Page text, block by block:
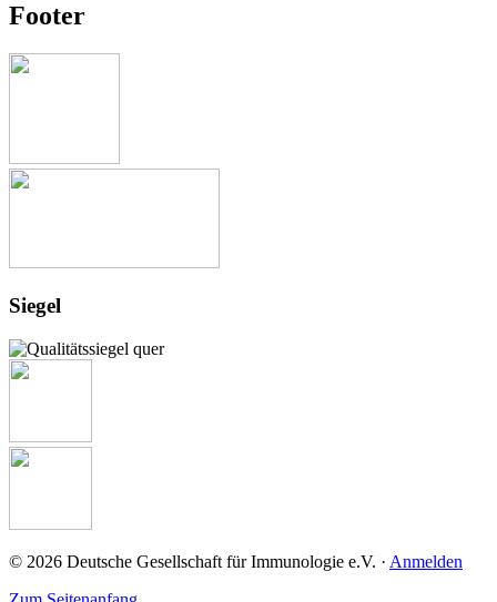
Footer
Siegel
© 2026 Deutsche Gesellschaft für Immunologie e.V. · Anmelden